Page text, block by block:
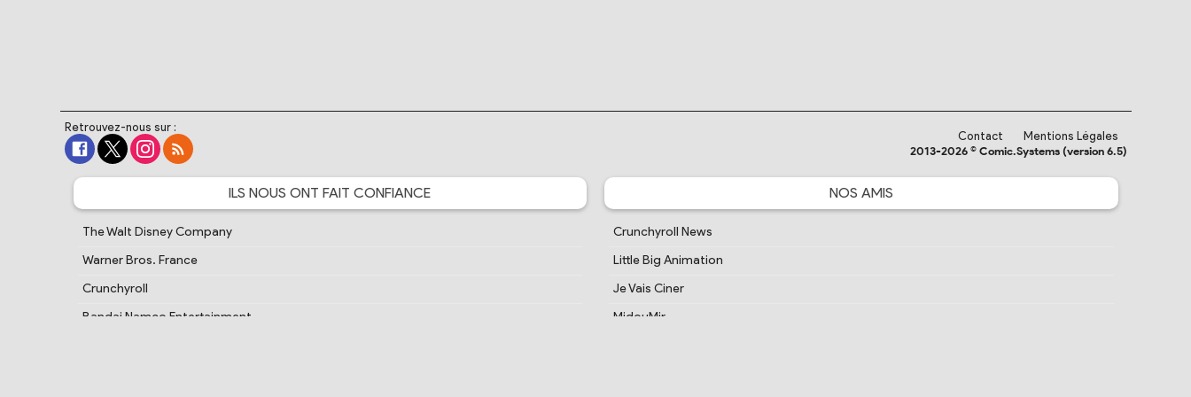
Retrouvez-nous sur :
Contact
Mentions Légales
2013-2026 © Comic.Systems (version 6.5)
ILS NOUS ONT FAIT CONFIANCE
The Walt Disney Company
Warner Bros. France
Crunchyroll
Bandai Namco Entertainment
NOS AMIS
Crunchyroll News
Little Big Animation
Je Vais Ciner
MidouMir